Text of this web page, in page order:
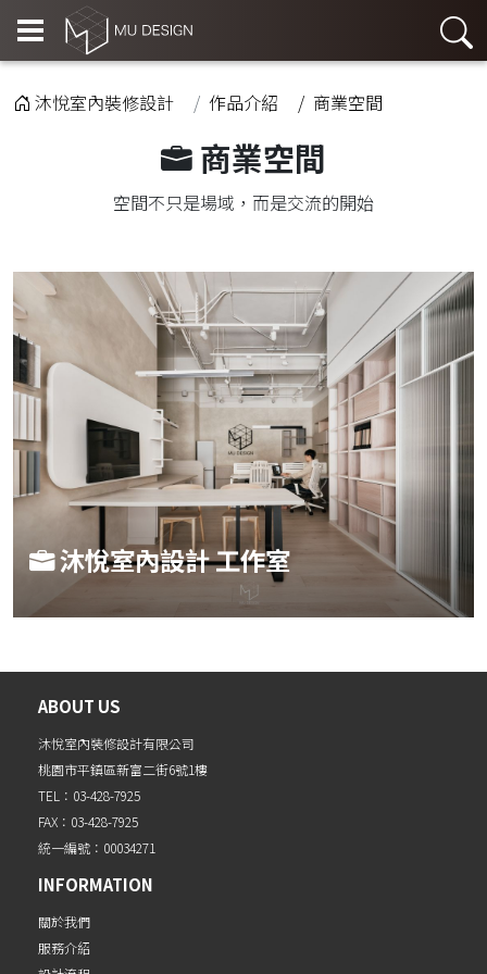
沐悅室內裝修設計 作品介紹 商業空間
商業空間
空間不只是場域，而是交流的開始
沐悅室內設計 工作室
ABOUT US
沐悅室內裝修設計有限公司
桃園市平鎮區新富二街6號1樓
TEL：03-428-7925
FAX：03-428-7925
統一編號：00034271
INFORMATION
關於我們
服務介紹